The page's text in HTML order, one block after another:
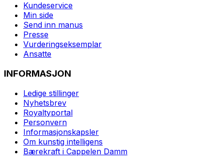
Kundeservice
Min side
Send inn manus
Presse
Vurderingseksemplar
Ansatte
INFORMASJON
Ledige stillinger
Nyhetsbrev
Royaltyportal
Personvern
Informasjonskapsler
Om kunstig intelligens
Bærekraft i Cappelen Damm